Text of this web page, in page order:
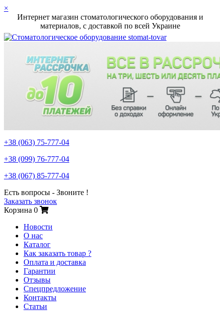
×
Интернет магазин стоматологического оборудования и
материалов, c доставкой по всей Украине
+38 (063) 75-777-04
+38 (099) 76-777-04
+38 (067) 85-777-04
Есть вопросы - Звоните !
Заказать звонок
Корзина 0
Новости
О нас
Каталог
Как заказать товар ?
Оплата и доставка
Гарантии
Отзывы
Спецпредложение
Контакты
Статьи